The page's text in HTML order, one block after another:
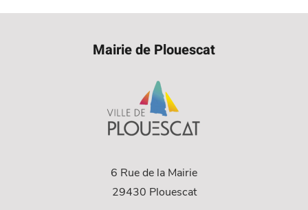
Mairie de Plouescat
6 Rue de la Mairie
29430 Plouescat